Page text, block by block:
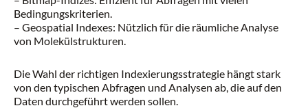
Bedingungskriterien.
– Geospatial Indexes: Nützlich für die räumliche Analyse
von Molekülstrukturen.
Die Wahl der richtigen Indexierungsstrategie hängt stark
von den typischen Abfragen und Analysen ab, die auf den
Daten durchgeführt werden sollen.